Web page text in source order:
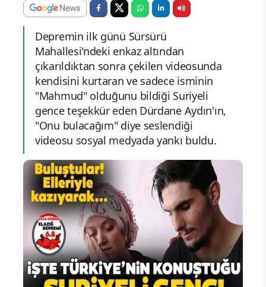
Depremin ilk günü Sürsürü
Mahallesi'ndeki enkaz altından
çıkarıldıktan sonra çekilen videosunda
kendisini kurtaran ve sadece isminin
"Mahmud" olduğunu bildiği Suriyeli
gence teşekkür eden Dürdane Aydın'ın,
"Onu bulacağım" diye seslendiği
videosu sosyal medyada yankı buldu.